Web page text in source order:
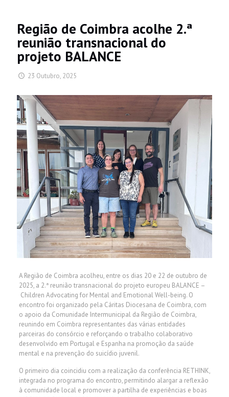
Região de Coimbra acolhe 2.ª
reunião transnacional do
projeto BALANCE
23 Outubro, 2025
A Região de Coimbra acolheu, entre os dias 20 e 22 de outubro de
2025, a 2.ª reunião transnacional do projeto europeu BALANCE –
Children Advocating for Mental and Emotional Well-being. O
encontro foi organizado pela Cáritas Diocesana de Coimbra, com
o apoio da Comunidade Intermunicipal da Região de Coimbra,
reunindo em Coimbra representantes das várias entidades
parceiras do consórcio e reforçando o trabalho colaborativo
desenvolvido em Portugal e Espanha na promoção da saúde
mental e na prevenção do suicídio juvenil.
O primeiro dia coincidiu com a realização da conferência RETHINK,
integrada no programa do encontro, permitindo alargar a reflexão
à comunidade local e promover a partilha de experiências e boas